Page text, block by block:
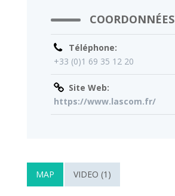
COORDONNÉES
Téléphone:
+33 (0)1 69 35 12 20
Site Web:
https://www.lascom.fr/
MAP VIDEO (1)